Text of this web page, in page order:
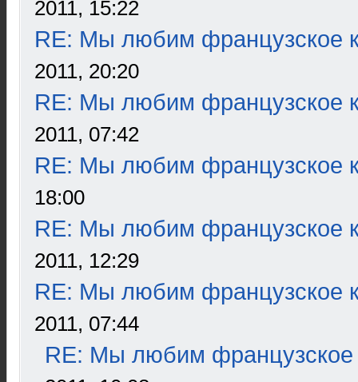
2011, 15:22
RE: Мы любим французское
2011, 20:20
RE: Мы любим французское
2011, 07:42
RE: Мы любим французское
18:00
RE: Мы любим французское
2011, 12:29
RE: Мы любим французское
2011, 07:44
RE: Мы любим французское